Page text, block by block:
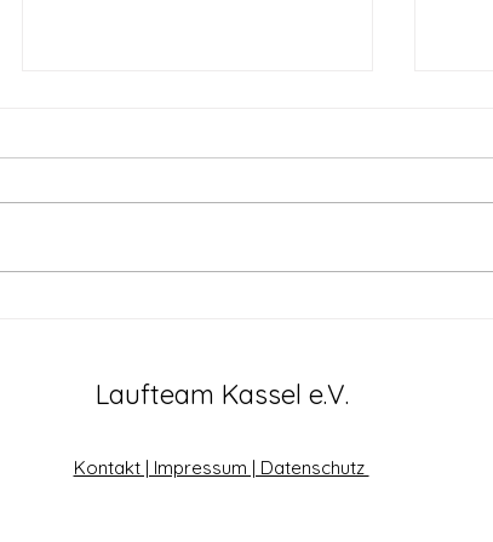
Laufteam Kassel e.V.
Kontakt | Impressum | Datenschutz